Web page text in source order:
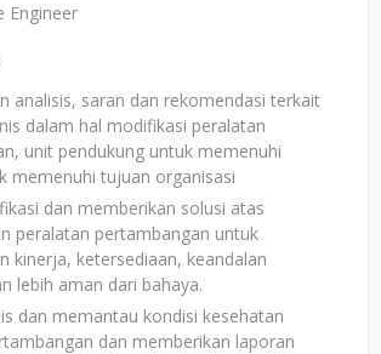
Engineer
analisis, saran dan rekomendasi terkait
dalam hal modifikasi peralatan
unit pendukung untuk memenuhi
memenuhi tujuan organisasi
dan memberikan solusi atas
peralatan pertambangan untuk
kinerja, ketersediaan, keandalan
lebih aman dari bahaya.
dan memantau kondisi kesehatan
dan memberikan laporan